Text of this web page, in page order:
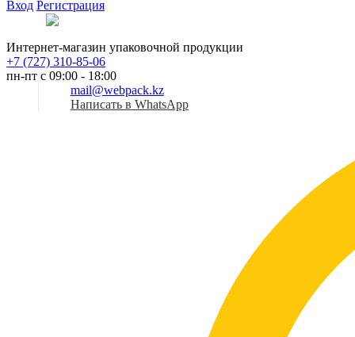
Вход Регистрация
Интернет-магазин упаковочной продукции
+7 (727) 310-85-06
пн-пт с 09:00 - 18:00
mail@webpack.kz
Написать в WhatsApp